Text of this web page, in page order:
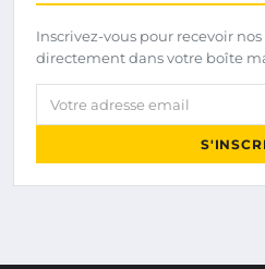
Inscrivez-vous pour recevoir
directement dans votre boîte
Votre adresse email